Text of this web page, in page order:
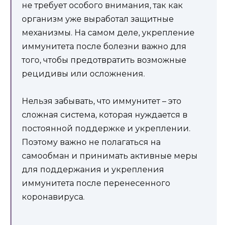
не требует особого внимания, так как
организм уже выработал защитные
механизмы. На самом деле, укрепление
иммунитета после болезни важно для
того, чтобы предотвратить возможные
рецидивы или осложнения.
Нельзя забывать, что иммунитет – это
сложная система, которая нуждается в
постоянной поддержке и укреплении.
Поэтому важно не полагаться на
самообман и принимать активные меры
для поддержания и укрепления
иммунитета после перенесенного
коронавируса.